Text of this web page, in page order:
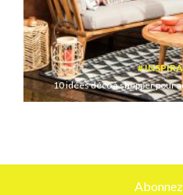
10 idées déco à shopper pour